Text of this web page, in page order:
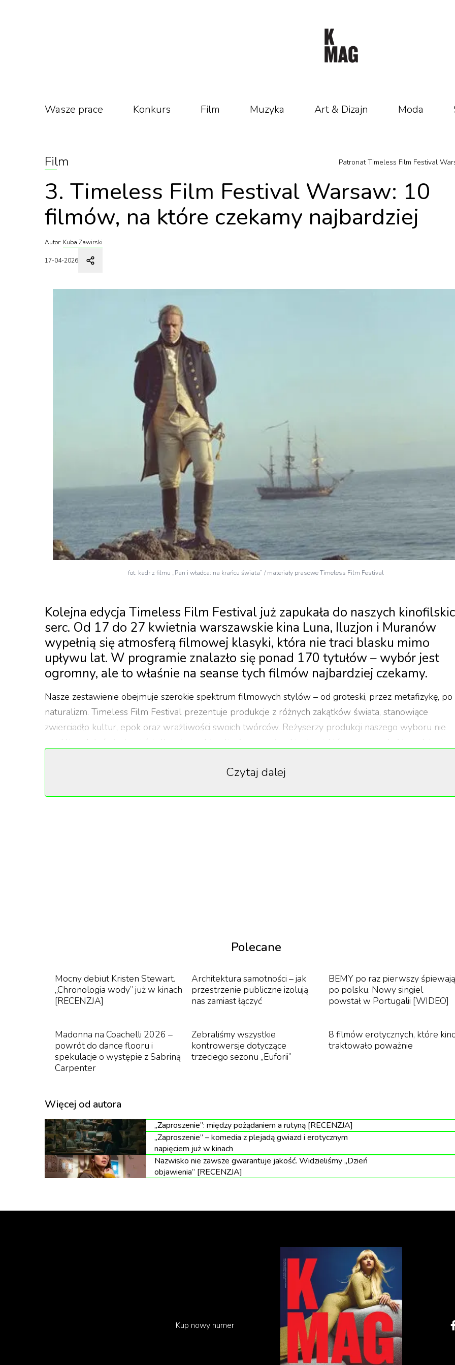
Wasze prace Konkurs Film Muzyka Art & Dizajn Moda
Film Patronat Timeless Film Festival
3. Timeless Film Festival Warsaw: 10
filmów, na które czekamy najbardziej
Autor: Kuba Zawirski
17-04-2026
fot. kadr z filmu „Pan i władca: na krańcu świata” / materiały prasowe Timeless Film Festival
Kolejna edycja Timeless Film Festival już zapukała do naszych
serc. Od 17 do 27 kwietnia warszawskie kina Luna, Iluzjon i Muranów
wypełnią się atmosferą filmowej klasyki, która nie traci blasku mimo
upływu lat. W programie znalazło się ponad 170 tytułów – wybór jest
ogromny, ale to właśnie na seanse tych filmów najbardziej czekamy.
Nasze zestawienie obejmuje szerokie spektrum filmowych stylów – od groteski, przez metafizykę, po
naturalizm. Timeless Film Festival prezentuje produkcje z różnych zakątków świata, stanowiące
zwierciadło kultur, epok oraz wrażliwości swoich twórców. Reżyserzy produkcji naszego wyboru nie
zwykli podążać utartymi ścieżkami – wybierali własne, autorskie drogi, które w czasach AI wydają się
10
się tu estetyczną ucztą i elektryzującym kawałkiem brawurowego kina, pełnego gore i
Czytaj dalej
Polecane
Mocny debiut Kristen Stewart.
„Chronologia wody” już w kinach
[RECENZJA]
Architektura samotności – jak
przestrzenie publiczne izolują
nas zamiast łączyć
BEMY po raz pierwszy śpiewają
po polsku. Nowy singiel
powstał w Portugalii [WIDEO]
Madonna na Coachelli 2026 –
powrót do dance flooru i
spekulacje o występie z Sabriną
Carpenter
Zebraliśmy wszystkie
kontrowersje dotyczące
trzeciego sezonu „Euforii”
8 filmów erotycznych, które
traktowało poważnie
Więcej od autora
„Zaproszenie”: między pożądaniem a rutyną [RECENZJA]
„Zaproszenie” – komedia z plejadą gwiazd i erotycznym
napięciem już w kinach
Nazwisko nie zawsze gwarantuje jakość. Widzieliśmy „Dzień
objawienia” [RECENZJA]
Kup nowy numer